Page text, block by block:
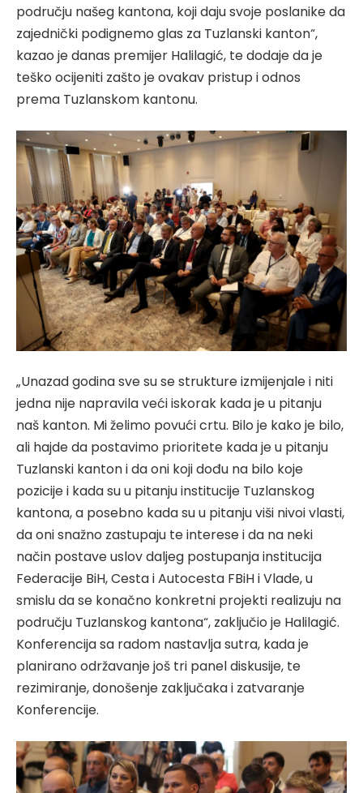
području našeg kantona, koji daju svoje poslanike da
zajednički podignemo glas za Tuzlanski kanton“,
kazao je danas premijer Halilagić, te dodaje da je
teško ocijeniti zašto je ovakav pristup i odnos
prema Tuzlanskom kantonu.
„Unazad godina sve su se strukture izmijenjale i niti
jedna nije napravila veći iskorak kada je u pitanju
naš kanton. Mi želimo povući crtu. Bilo je kako je bilo,
ali hajde da postavimo prioritete kada je u pitanju
Tuzlanski kanton i da oni koji dođu na bilo koje
pozicije i kada su u pitanju institucije Tuzlanskog
kantona, a posebno kada su u pitanju viši nivoi vlasti,
da oni snažno zastupaju te interese i da na neki
način postave uslov daljeg postupanja institucija
Federacije BiH, Cesta i Autocesta FBiH i Vlade, u
smislu da se konačno konkretni projekti realizuju na
području Tuzlanskog kantona“, zaključio je Halilagić.
Konferencija sa radom nastavlja sutra, kada je
planirano održavanje još tri panel diskusije, te
rezimiranje, donošenje zaključaka i zatvaranje
Konferencije.